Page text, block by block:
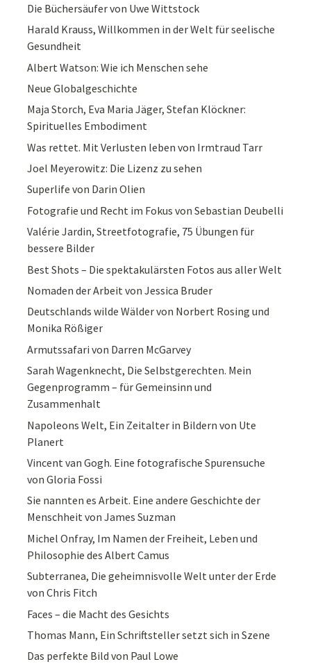
Die Büchersäufer von Uwe Wittstock
Harald Krauss, Willkommen in der Welt für seelische
Gesundheit
Albert Watson: Wie ich Menschen sehe
Neue Globalgeschichte
Maja Storch, Eva Maria Jäger, Stefan Klöckner:
Spirituelles Embodiment
Was rettet. Mit Verlusten leben von Irmtraud Tarr
Joel Meyerowitz: Die Lizenz zu sehen
Superlife von Darin Olien
Fotografie und Recht im Fokus von Sebastian Deubelli
Valérie Jardin, Streetfotografie, 75 Übungen für
bessere Bilder
Best Shots – Die spektakulärsten Fotos aus aller Welt
Nomaden der Arbeit von Jessica Bruder
Deutschlands wilde Wälder von Norbert Rosing und
Monika Rößiger
Armutssafari von Darren McGarvey
Sarah Wagenknecht, Die Selbstgerechten. Mein
Gegenprogramm – für Gemeinsinn und
Zusammenhalt
Napoleons Welt, Ein Zeitalter in Bildern von Ute
Planert
Vincent van Gogh. Eine fotografische Spurensuche
von Gloria Fossi
Sie nannten es Arbeit. Eine andere Geschichte der
Menschheit von James Suzman
Michel Onfray, Im Namen der Freiheit, Leben und
Philosophie des Albert Camus
Subterranea, Die geheimnisvolle Welt unter der Erde
von Chris Fitch
Faces – die Macht des Gesichts
Thomas Mann, Ein Schriftsteller setzt sich in Szene
Das perfekte Bild von Paul Lowe